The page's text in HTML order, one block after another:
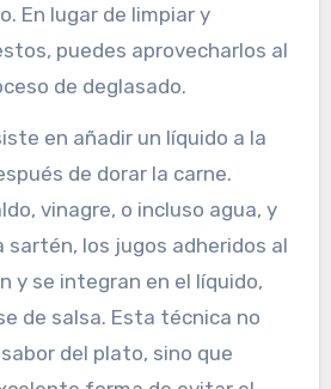
En lugar de limpiar y
puedes aprovecharlos al
de deglasado.
en añadir un líquido a la
de dorar la carne.
vinagre, o incluso agua, y
sartén, los jugos adheridos al
y se integran en el líquido,
de salsa. Esta técnica no
del plato, sino que